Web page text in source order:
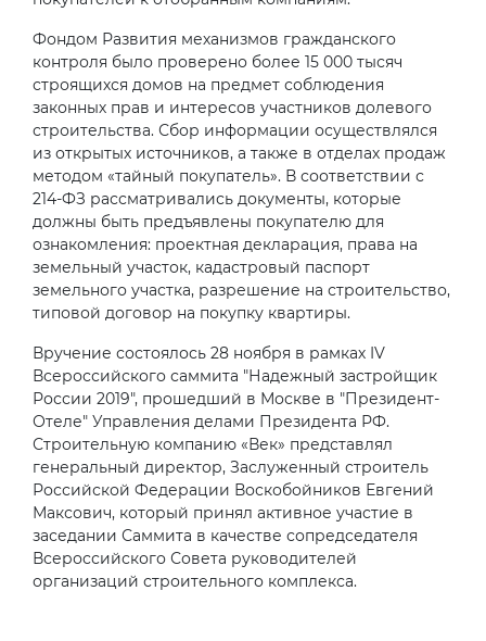
Фондом Развития механизмов гражданского
контроля было проверено более 15 000 тысяч
строящихся домов на предмет соблюдения
законных прав и интересов участников долевого
строительства. Сбор информации осуществлялся
из открытых источников, а также в отделах продаж
методом «тайный покупатель». В соответствии с
214-ФЗ рассматривались документы, которые
должны быть предъявлены покупателю для
ознакомления: проектная декларация, права на
земельный участок, кадастровый паспорт
земельного участка, разрешение на строительство,
типовой договор на покупку квартиры.
Вручение состоялось 28 ноября в рамках IV
Всероссийского саммита "Надежный застройщик
России 2019", прошедший в Москве в "Президент-
Отеле" Управления делами Президента РФ.
Строительную компанию «Век» представлял
генеральный директор, Заслуженный строитель
Российской Федерации Воскобойников Евгений
Максович, который принял активное участие в
заседании Саммита в качестве сопредседателя
Всероссийского Совета руководителей
организаций строительного комплекса.